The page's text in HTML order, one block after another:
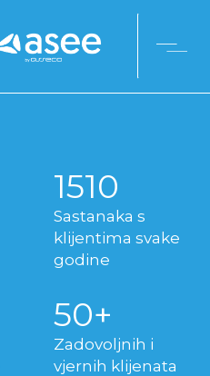
1550
Sastanaka s
klijentima svake
godine
52
Zadovoljnih i
vjernih klijenata